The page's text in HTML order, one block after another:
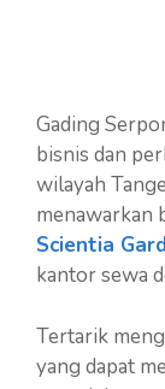
Gading
bisnis dan
wilayah
menawarkan
Scientia
kantor sewa
Tertarik
yang dapat